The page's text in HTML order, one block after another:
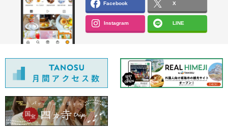
Facebook X
Instagram LINE